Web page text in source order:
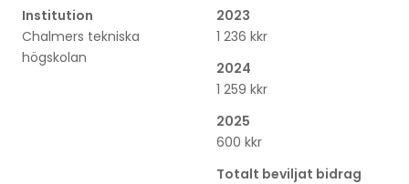
Institution
Chalmers tekniska
högskolan
2023
1 236 kkr
2024
1 259 kkr
2025
600 kkr
Totalt beviljat bidrag